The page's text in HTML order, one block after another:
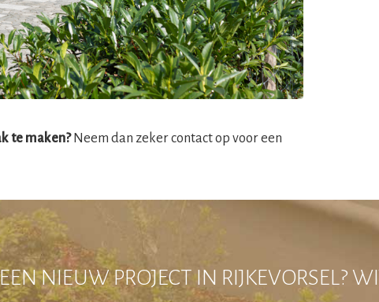
te maken?Neem dan zeker contact op voor een
NIEUW PROJECT IN RIJKEVORSEL?